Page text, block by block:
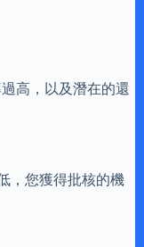
高，以及潛在的還
，您獲得批核的機